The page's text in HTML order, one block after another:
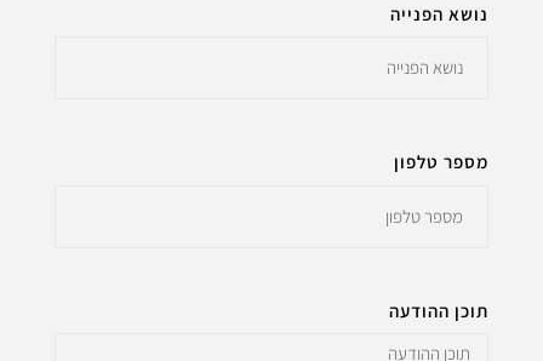
נושא הפנייה
מספר טלפון
תוכן ההודעה